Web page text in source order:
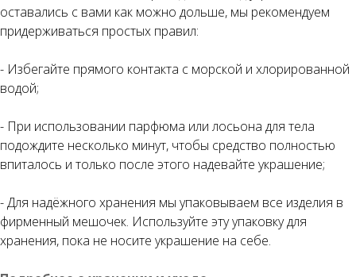
оставались с вами как можно дольше, мы рекомендуем
придерживаться простых правил:
- Избегайте прямого контакта с морской и хлорированной
водой;
- При использовании парфюма или лосьона для тела
подождите несколько минут, чтобы средство полностью
впиталось и только после этого надевайте украшение;
- Для надёжного хранения мы упаковываем все изделия в
фирменный мешочек. Используйте эту упаковку для
хранения, пока не носите украшение на себе.